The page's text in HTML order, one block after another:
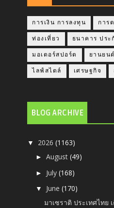
การเงิน การลงทุน การ
ท่องเที่ยว ธนาคาร ประ
มอเตอร์สปอร์ต ยานยนต์
ไลฟ์สไตล์ เศรษฐกิจ
BLOG ARCHIVE
▼ 2026(1163)
►August(49)
► July(168)
▼ June(170)
มาเซราติ ประเทศไทย